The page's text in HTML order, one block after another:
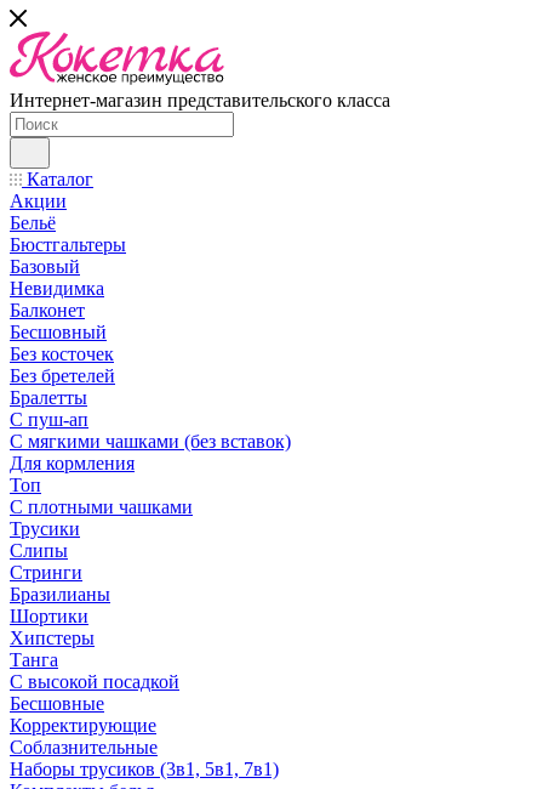
Интернет-магазин представительского класса
Каталог
Акции
Бельё
Бюстгальтеры
Базовый
Невидимка
Балконет
Бесшовный
Без косточек
Без бретелей
Бралетты
С пуш-ап
С мягкими чашками (без вставок)
Для кормления
Топ
С плотными чашками
Трусики
Слипы
Стринги
Бразилианы
Шортики
Хипстеры
Танга
С высокой посадкой
Бесшовные
Корректирующие
Соблазнительные
Наборы трусиков (3в1, 5в1, 7в1)